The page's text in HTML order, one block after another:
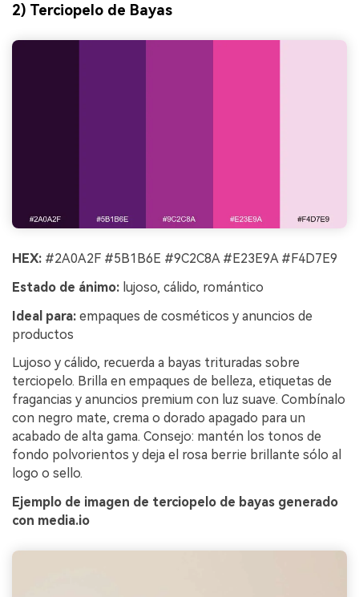
2) Terciopelo de Bayas
HEX: #2A0A2F #5B1B6E #9C2C8A #E23E9A #F4D7E9
Estado de ánimo: lujoso, cálido, romántico
Ideal para: empaques de cosméticos y anuncios de
productos
Lujoso y cálido, recuerda a bayas trituradas sobre
terciopelo. Brilla en empaques de belleza, etiquetas de
fragancias y anuncios premium con luz suave. Combínalo
con negro mate, crema o dorado apagado para un
acabado de alta gama. Consejo: mantén los tonos de
fondo polvorientos y deja el rosa berrie brillante sólo al
logo o sello.
Ejemplo de imagen de terciopelo de bayas generado
con media.io